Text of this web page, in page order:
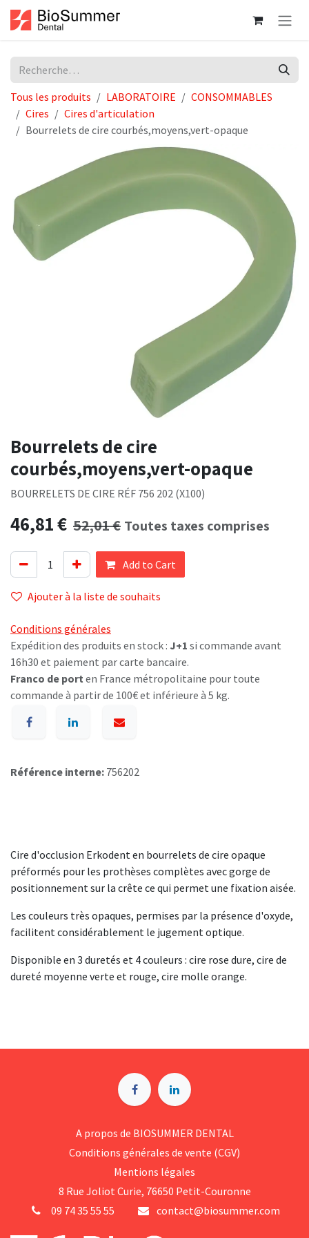
Se rendre au contenu
Tous les produits LABORATOIRE
CONSOMMABLES
Cires
Cires d'articulation
Bourrelets de cire courbés,moyens,vert-opaque
Bourrelets de cire
courbés,moyens,vert-opaque
BOURRELETS DE CIRE RÉF 756 202 (X100)
46,81€ 52,01€ Toutes taxes comprises
Add to Cart
Ajouter à la liste de souhaits
Conditions générales
Expédition des produits en stock : J+1 si commande avant
16h30 et paiement par carte bancaire.
Franco de port en France métropolitaine pour toute
commande à partir de 100€ et inférieure à 5 kg.
Référence interne: 756202
Cire d'occlusion Erkodent en bourrelets de cire opaque
préformés pour les prothèses complètes avec gorge de
positionnement sur la crête ce qui permet une fixation aisée.
Les couleurs très opaques, permises par la présence d'oxyde,
facilitent considérablement le jugement optique.
Disponible en 3 duretés et 4 couleurs : cire rose dure, cire de
dureté moyenne verte et rouge, cire molle orange.
A p​ropos de BIOSUMMER DENTAL
Conditions générales d​e vente (CGV)
Mentions légales
8 Rue Jol​iot Curie, 76650 Petit-Couronne
09 74 35 55 55
contact@biosummer.com